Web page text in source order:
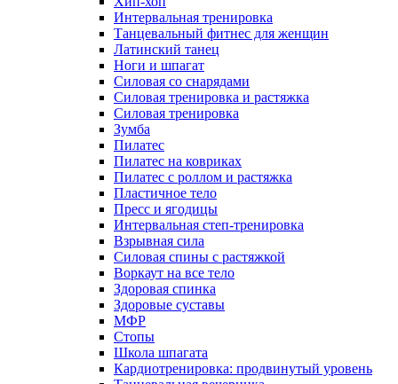
Интервальная тренировка
Танцевальный фитнес для женщин
Латинский танец
Ноги и шпагат
Силовая со снарядами
Силовая тренировка и растяжка
Силовая тренировка
Зумба
Пилатес
Пилатес на ковриках
Пилатес с роллом и растяжка
Пластичное тело
Пресс и ягодицы
Интервальная степ-тренировка
Взрывная сила
Силовая спины с растяжкой
Воркаут на все тело
Здоровая спинка
Здоровые суставы
МФР
Стопы
Школа шпагата
Кардиотренировка: продвинутый уровень